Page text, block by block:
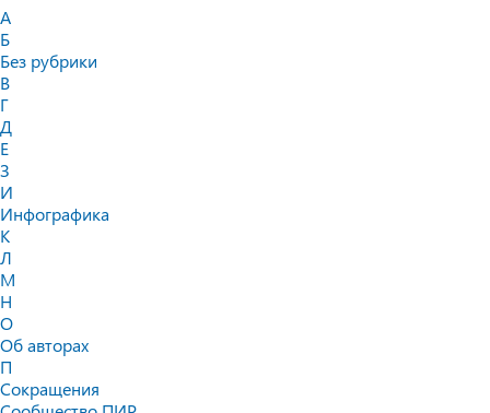
А
Б
Без рубрики
В
Г
Д
Е
З
И
Инфографика
К
Л
М
Н
О
Об авторах
П
Сокращения